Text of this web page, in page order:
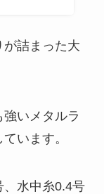
が詰まった大
いメタルラ
います。
、水中糸0.4号